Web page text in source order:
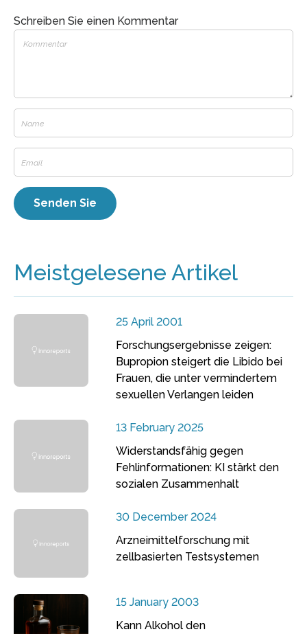
Schreiben Sie einen Kommentar
Meistgelesene Artikel
25 April 2001
Forschungsergebnisse zeigen:
Bupropion steigert die Libido bei
Frauen, die unter vermindertem
sexuellen Verlangen leiden
13 February 2025
Widerstandsfähig gegen
Fehlinformationen: KI stärkt den
sozialen Zusammenhalt
30 December 2024
Arzneimittelforschung mit
zellbasierten Testsystemen
15 January 2003
Kann Alkohol den